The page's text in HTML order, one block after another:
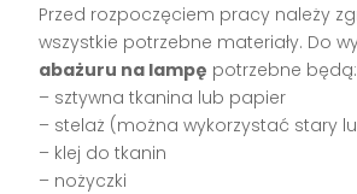
Przed rozpoczęciem pracy należy
wszystkie potrzebne materiały. Do
abażuru na lampę potrzebne będą:
– sztywna tkanina lub papier
– stelaż (można wykorzystać stary
– klej do tkanin
– nożyczki